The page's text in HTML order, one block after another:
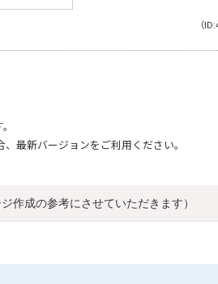
（
最新バージョンをご利用ください。